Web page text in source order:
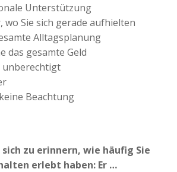
Unterstützung
Sie sich gerade aufhielten
Alltagsplanung
das gesamte Geld
unberechtigt
Beachtung
sich zu erinnern, wie häufig Sie
erlebt haben: Er …